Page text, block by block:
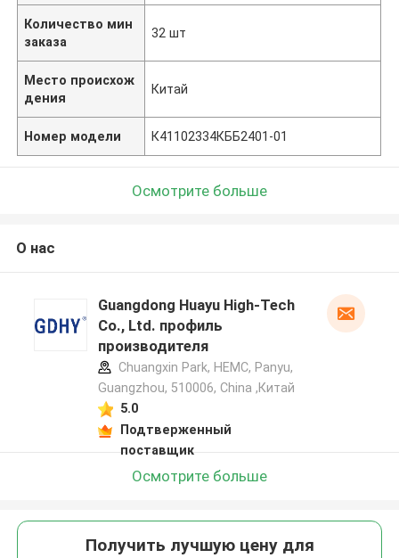
Количество мин
заказа
32 шт
Место происхож
дения
Китай
Номер модели К41102334КББ2401-01
Осмотрите больше
О нас
Guangdong Huayu High-Tech
Co., Ltd. профиль
производителя
Chuangxin Park, HEMC, Panyu,
Guangzhou, 510006, China ,Китай
5.0
Подтверженный
поставщик
Осмотрите больше
Получить лучшую цену для